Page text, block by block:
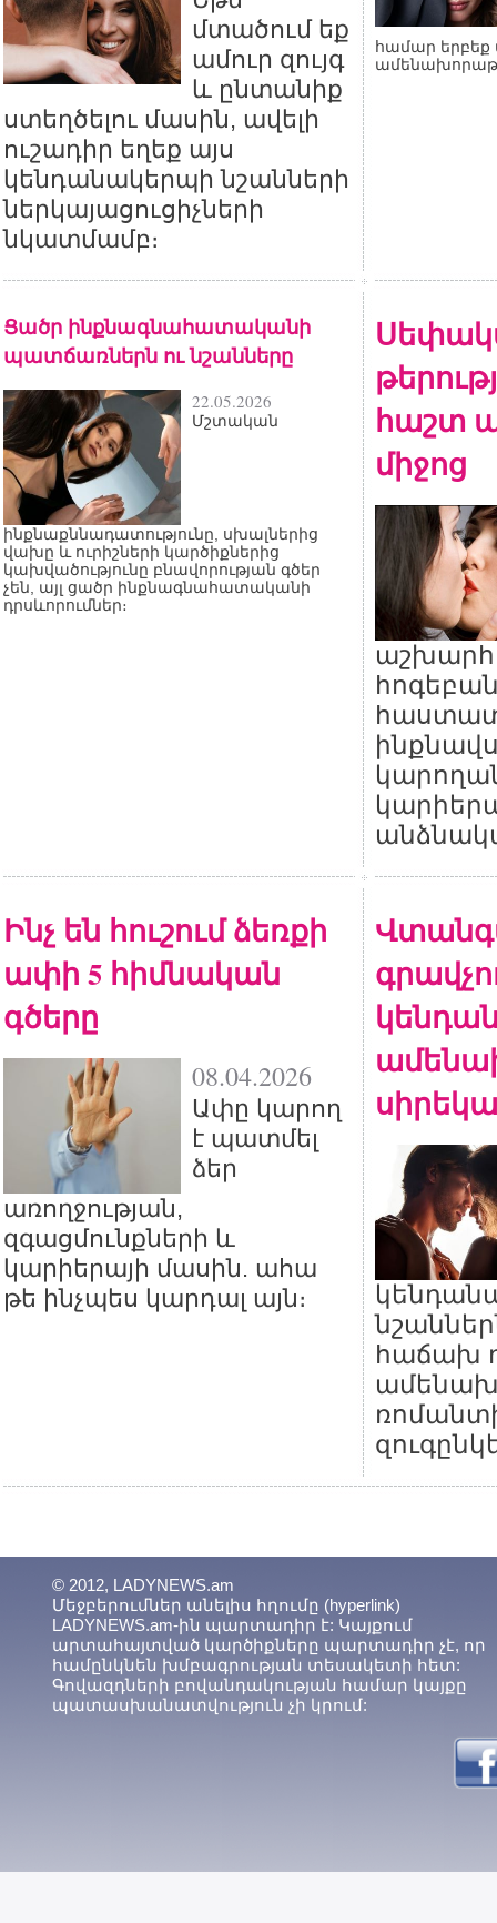
մտածում եք
ամուր զույգ
և ընտանիք
ստեղծելու մասին, ավելի
ուշադիր եղեք այս
կենդանակերպի նշանների
ներկայացուցիչների
նկատմամբ։
համար երբեք
Ցածր ինքնագնահատականի
պատճառներն ու նշանները
22.05.2026
Մշտական
ինքնաքննադատությունը, սխալներից
վախը և ուրիշների կարծիքներից
կախվածությունը բնավորության գծեր
չեն, այլ ցածր ինքնագնահատականի
դրսևորումներ։
հաշտ
միջոց
Ինչ են հուշում ձեռքի
ափի 5 հիմնական
գծերը
08.04.2026
Ափը կարող
է պատմել
ձեր
առողջության,
զգացմունքների և
կարիերայի մասին. ահա
թե ինչպես կարդալ այն։
հաճախ
© 2012, LADYNEWS.am
Մեջբերումներ անելիս հղումը (hyperlink)
LADYNEWS.am-ին պարտադիր է: Կայքում
արտահայտված կարծիքները պարտադիր չէ, որ
համընկնեն խմբագրության տեսակետի հետ:
Գովազդների բովանդակության համար կայքը
պատասխանատվություն չի կրում: